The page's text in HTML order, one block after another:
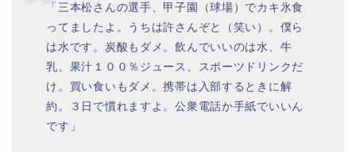
「三本松さんの選手、甲子園（球場）でカキ氷食
ってましたよ。うちは許さんぞと（笑い）。僕ら
は水です。炭酸もダメ。飲んでいいのは水、牛
乳、果汁１００％ジュース、スポーツドリンクだ
け。買い食いもダメ。携帯は入部するときに解
約。３日で慣れますよ。公衆電話か手紙でいいん
です」